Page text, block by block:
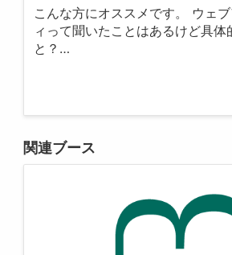
こんな方にオススメです。 ウェ
ィって聞いたことはあるけど具体
と？…
関連ブース